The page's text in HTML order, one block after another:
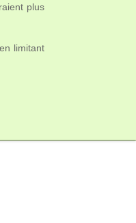
plus
limitant